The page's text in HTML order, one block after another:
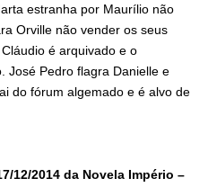
estranha por Maurílio não
Orville não vender os seus
é arquivado e o
José Pedro flagra Danielle e
do fórum algemado e é alvo de
12/2014 da Novela Império –